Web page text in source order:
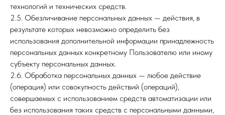
технологий и технических средств.
2.5. Обезличивание персональных данных — действия, в
результате которых невозможно определить без
использования дополнительной информации принадлежность
персональных данных конкретному Пользователю или иному
субъекту персональных данных.
2.6. Обработка персональных данных — любое действие
(операция) или совокупность действий (операций),
совершаемых с использованием средств автоматизации или
без использования таких средств с персональными данными,